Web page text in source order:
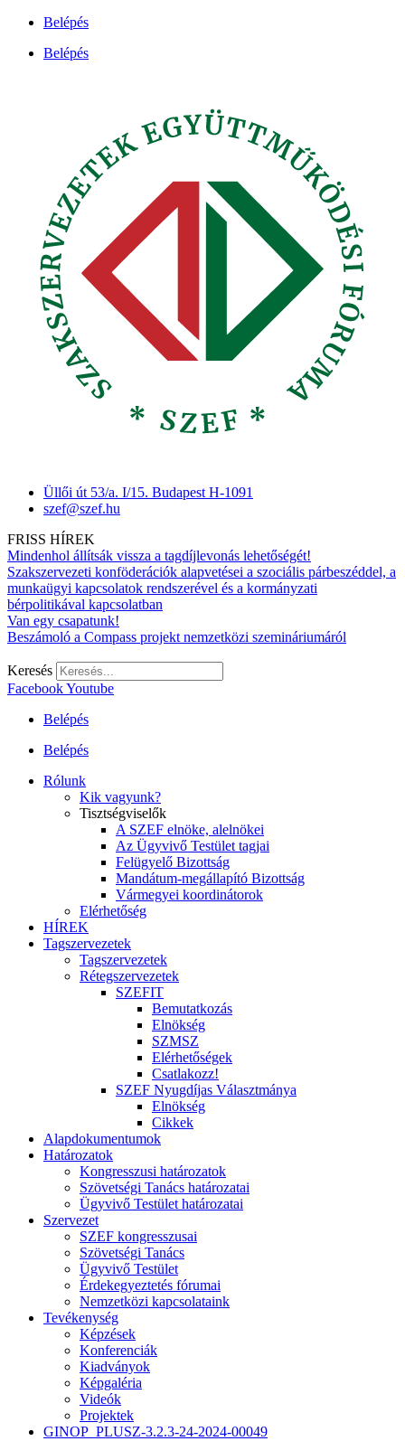
Ugrás
tartalomhoz
Belépés
Belépés
Üllői út 53/a. I/15. Budapest H-1091
szef@szef.hu
FRISS HÍREK
Mindenhol állítsák vissza a tagdíjlevonás lehetőségét!
Szakszervezeti konföderációk alapvetései a szociális párbeszéddel, a
munkaügyi kapcsolatok rendszerével és a kormányzati
bérpolitikával kapcsolatban
Van egy csapatunk!
Beszámoló a Compass projekt nemzetközi szemináriumáról
Keresés
FacebookYoutube
Belépés
Belépés
Rólunk
Kik vagyunk?
Tisztségviselők
A SZEF elnöke, alelnökei
Az Ügyvivő Testület tagjai
Felügyelő Bizottság
Mandátum-megállapító Bizottság
Vármegyei koordinátorok
Elérhetőség
HÍREK
Tagszervezetek
Tagszervezetek
Rétegszervezetek
SZEFIT
Bemutatkozás
Elnökség
SZMSZ
Elérhetőségek
Csatlakozz!
SZEF Nyugdíjas Választmánya
Elnökség
Cikkek
Alapdokumentumok
Határozatok
Kongresszusi határozatok
Szövetségi Tanács határozatai
Ügyvivő Testület határozatai
Szervezet
SZEF kongresszusai
Szövetségi Tanács
Ügyvivő Testület
Érdekegyeztetés fórumai
Nemzetközi kapcsolataink
Tevékenység
Képzések
Konferenciák
Kiadványok
Képgaléria
Videók
Projektek
GINOP_PLUSZ-3.2.3-24-2024-00049